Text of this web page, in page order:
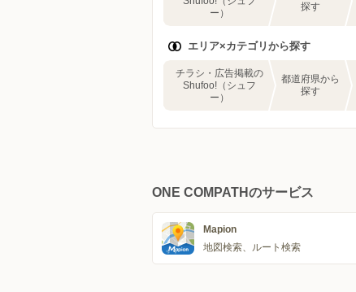
ー）
探す
エリア×カテゴリから探す
チラシ・広告掲載の
Shufoo!（シュフ
ー）
都道府県から
探す
ONE COMPATHのサービス
Mapion
地図検索、ルート検索